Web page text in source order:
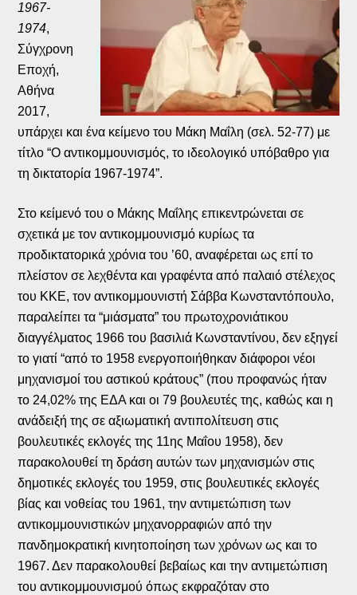
1967-
1974,
Σύγχρονη
Εποχή,
Αθήνα
2017,
υπάρχει και ένα κείμενο του Μάκη Μαΐλη (σελ. 52-77) με
τίτλο “Ο αντικομμουνισμός, το ιδεολογικό υπόβαθρο για
τη δικτατορία 1967-1974”.
Στο κείμενό του ο Μάκης Μαΐλης επικεντρώνεται σε
σχετικά με τον αντικομμουνισμό κυρίως τα
προδικτατορικά χρόνια του ’60, αναφέρεται ως επί το
πλείστον σε λεχθέντα και γραφέντα από παλαιό στέλεχος
του ΚΚΕ, τον αντικομμουνιστή Σάββα Κωνσταντόπουλο,
παραλείπει τα “μιάσματα” του πρωτοχρονιάτικου
διαγγέλματος 1966 του βασιλιά Κωνσταντίνου, δεν εξηγεί
το γιατί “από το 1958 ενεργοποιήθηκαν διάφοροι νέοι
μηχανισμοί του αστικού κράτους” (που προφανώς ήταν
το 24,02% της ΕΔΑ και οι 79 βουλευτές της, καθώς και η
ανάδειξή της σε αξιωματική αντιπολίτευση στις
βουλευτικές εκλογές της 11ης Μαΐου 1958), δεν
παρακολουθεί τη δράση αυτών των μηχανισμών στις
δημοτικές εκλογές του 1959, στις βουλευτικές εκλογές
βίας και νοθείας του 1961, την αντιμετώπιση των
αντικομμουνιστικών μηχανορραφιών από την
πανδημοκρατική κινητοποίηση των χρόνων ως και το
1967. Δεν παρακολουθεί βεβαίως και την αντιμετώπιση
του αντικομμουνισμού όπως εκφραζόταν στο